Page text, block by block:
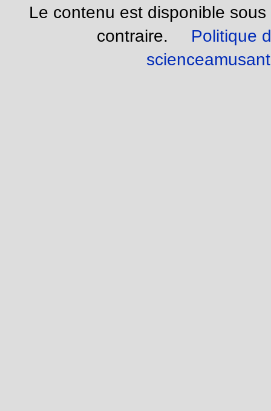
Le contenu est disponible
contraire.
Politique